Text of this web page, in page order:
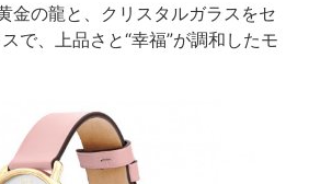
金の龍と、クリスタルガラスをセ
で、上品さと“幸福”が調和したモ